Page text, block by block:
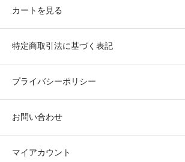
カートを見る
特定商取引法に基づく表記
プライバシーポリシー
お問い合わせ
マイアカウント